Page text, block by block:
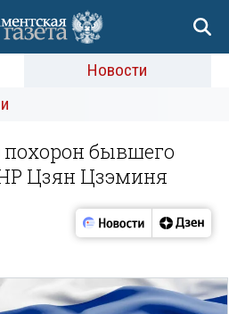
Новости
бывшего
Цзян Цзэминя